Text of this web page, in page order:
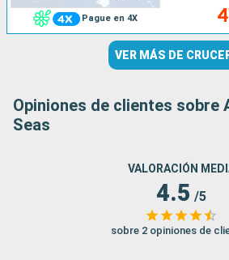
Pague en 4X
VER MÁS DE
Opiniones de clientes sobre
Seas
VALORACIÓN
4.5 /5
sobre 2 opiniones de